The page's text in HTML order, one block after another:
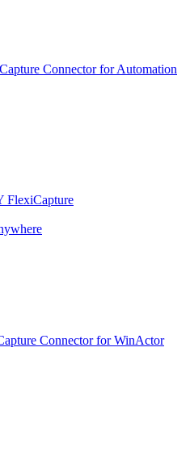
Connector for Automation
FlexiCapture
Connector for WinActor